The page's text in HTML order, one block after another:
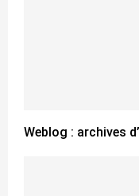
Weblog : archives